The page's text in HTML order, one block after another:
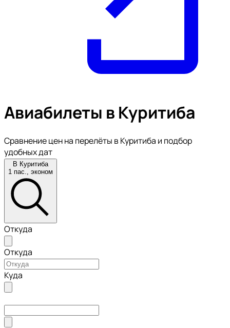
Авиабилеты в Куритиба
Сравнение цен на перелёты в Куритиба и подбор
удобных дат
В Куритиба
1 пас., эконом
Откуда
Откуда
Куда